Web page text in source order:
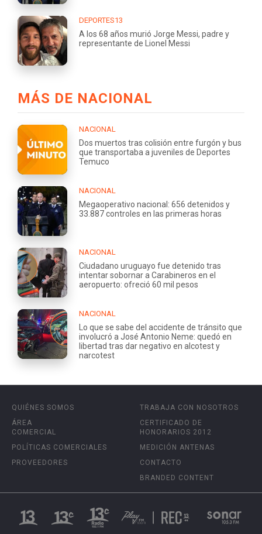
DEPORTES13
A los 68 años murió Jorge Messi, padre y
representante de Lionel Messi
MÁS DE NACIONAL
NACIONAL
Dos muertos tras colisión entre furgón y bus
que transportaba a juveniles de Deportes
Temuco
NACIONAL
Megaoperativo nacional: 656 detenidos y
33.887 controles en las primeras horas
NACIONAL
Ciudadano uruguayo fue detenido tras
intentar sobornar a Carabineros en el
aeropuerto: ofreció 60 mil pesos
NACIONAL
Lo que se sabe del accidente de tránsito que
involucró a José Antonio Neme: quedó en
libertad tras dar negativo en alcotest y
narcotest
QUIÉNES SOMOS
ÁREA
COMERCIAL
POLÍTICAS COMERCIALES
PROVEEDORES
TRABAJA CON NOSOTROS
CERTIFICADO DE
HONORARIOS 2012
MEDICIÓN ANTENAS
CONTACTO
BRANDED CONTENT